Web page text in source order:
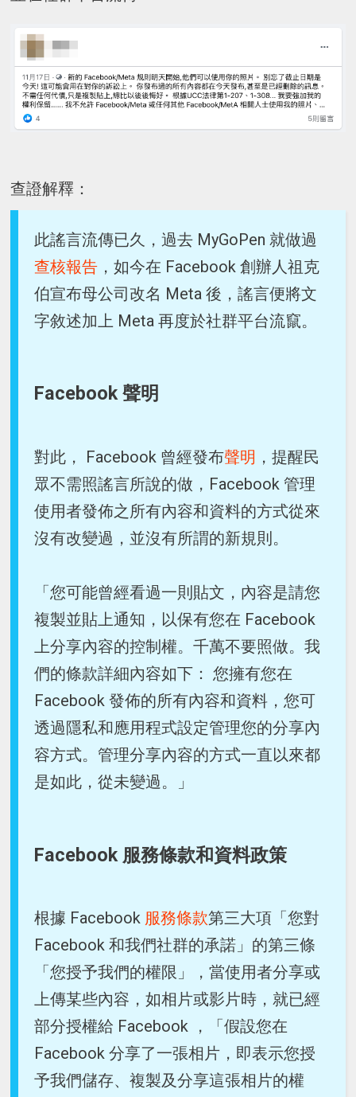
查證解釋：
此謠言流傳已久，過去 MyGoPen 就做過
查核報告 ，如今在 Facebook 創辦人祖克
伯宣布母公司改名 Meta 後，謠言便將文
字敘述加上 Meta 再度於社群平台流竄。
Facebook 聲明
對此， Facebook 曾經發布聲明 ，提醒民
眾不需照謠言所說的做，Facebook 管理
使用者發佈之所有內容和資料的方式從來
沒有改變過，並沒有所謂的新規則。
「您可能曾經看過一則貼文，內容是請您
複製並貼上通知，以保有您在 Facebook
上分享內容的控制權。千萬不要照做。我
們的條款詳細內容如下： 您擁有您在
Facebook 發佈的所有內容和資料，您可
透過隱私和應用程式設定管理您的分享內
容方式。管理分享內容的方式一直以來都
是如此，從未變過。」
Facebook 服務條款和資料政策
根據 Facebook 服務條款第三大項「您對
Facebook 和我們社群的承諾」的第三條
「您授予我們的權限」，當使用者分享或
上傳某些內容，如相片或影片時，就已經
部分授權給 Facebook ，「假設您在
Facebook 分享了一張相片，即表示您授
予我們儲存、複製及分享這張相片的權